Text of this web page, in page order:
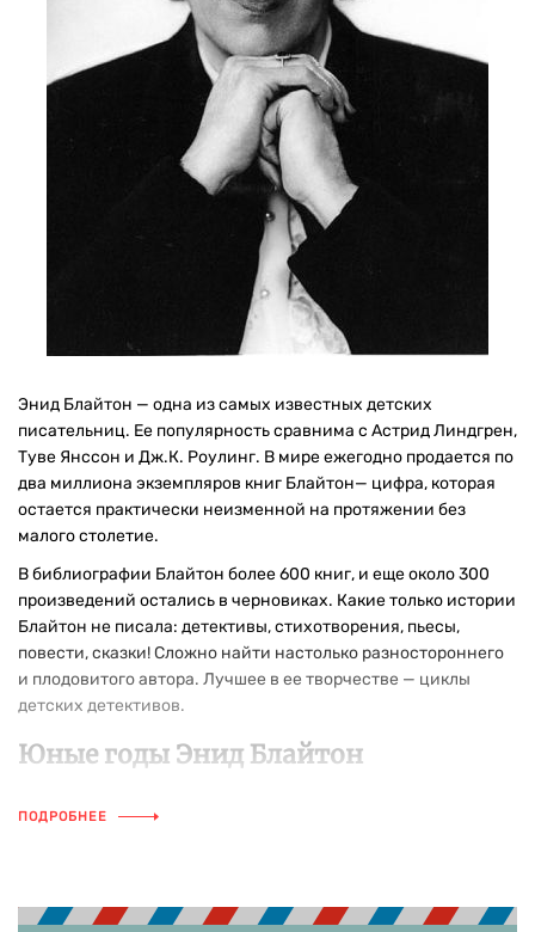
Энид Блайтон — одна из самых известных детских
писательниц. Ее популярность сравнима с Астрид Линдгрен,
Туве Янссон и Дж.К. Роулинг. В мире ежегодно продается по
два миллиона экземпляров книг Блайтон— цифра, которая
остается практически неизменной на протяжении без
малого столетие.
В библиографии Блайтон более 600 книг, и еще около 300
произведений остались в черновиках. Какие только истории
Блайтон не писала: детективы, стихотворения, пьесы,
повести, сказки! Сложно найти настолько разностороннего
и плодовитого автора. Лучшее в ее творчестве — циклы
детских детективов.
Юные годы Энид Блайтон
жизни и свою тягу к познанию он постарался передать Энид.
ПОДРОБНЕЕ